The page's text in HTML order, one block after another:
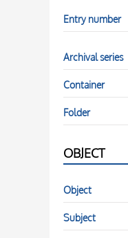
Entry number
Archival series
Container
Folder
OBJECT
Object
Subject